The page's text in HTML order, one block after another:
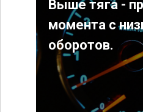
Выше тяга -
момента с
оборотов.